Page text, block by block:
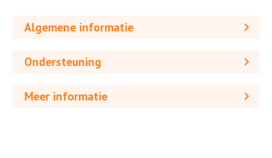
Algemene informatie
Ondersteuning
Meer informatie